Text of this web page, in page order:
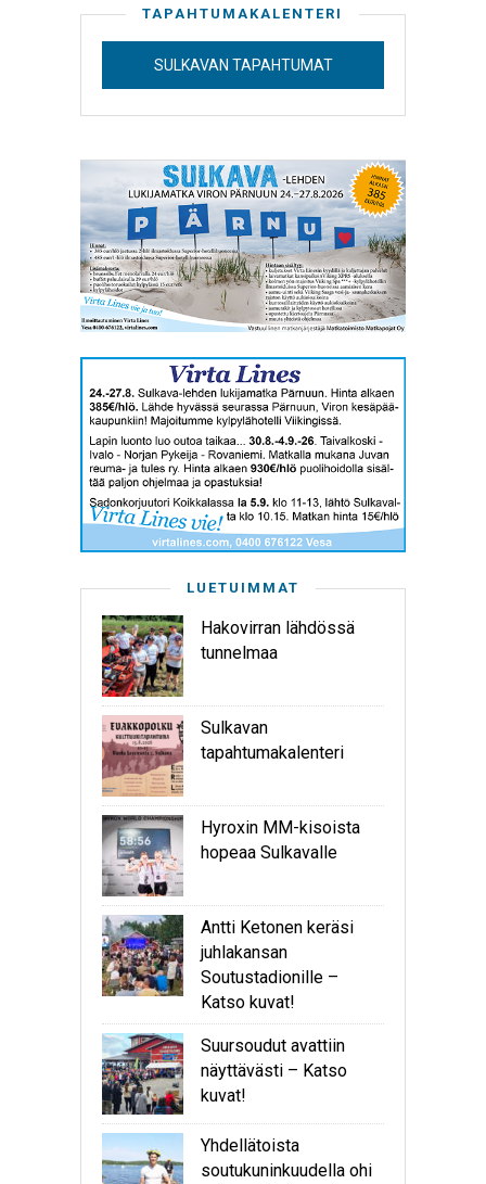
TAPAHTUMAKALENTERI
SULKAVAN TAPAHTUMAT
LUETUIMMAT
Hakovirran lähdössä
tunnelmaa
Sulkavan
tapahtumakalenteri
Hyroxin MM-kisoista
hopeaa Sulkavalle
Antti Ketonen keräsi
juhlakansan
Soutustadionille –
Katso kuvat!
Suursoudut avattiin
näyttävästi – Katso
kuvat!
Yhdellätoista
soutukuninkuudella ohi